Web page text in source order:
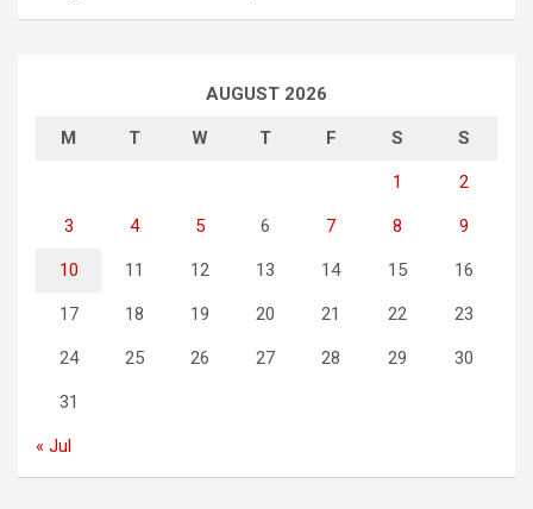
AUGUST 2026
M T W T F S S
1 2
3 4 5 6 7 8 9
10 11 12 13 14 15 16
17 18 19 20 21 22 23
24 25 26 27 28 29 30
31
« Jul